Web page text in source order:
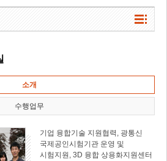
소개
수행업무
기업 융합기술 지원협력, 광통신
국제공인시험기관 운영 및
시험지원, 3D 융합 상용화지원센터